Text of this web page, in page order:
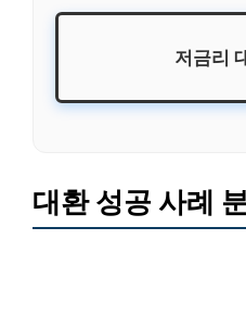
저금리
대환 성공 사례